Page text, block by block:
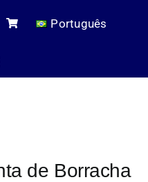
Português
Artigos
de Borracha